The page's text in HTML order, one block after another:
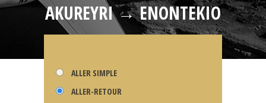
AKUREYRI → ENONTEKIO
ALLER SIMPLE
ALLER-RETOUR